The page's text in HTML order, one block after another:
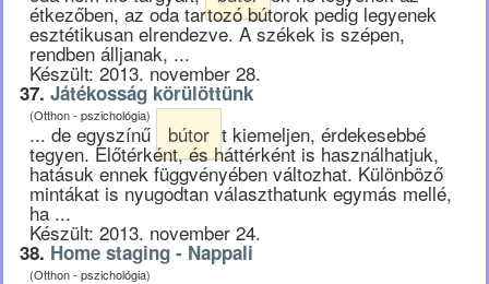
étkezőben, az oda tartozó bútorok pedig legyenek
esztétikusan elrendezve. A székek is szépen,
rendben álljanak, ...
Készült: 2013. november 28.
37. Játékosság körülöttünk
(Otthon - pszichológia)
... de egyszínű bútor t kiemeljen, érdekesebbé
tegyen. Előtérként, és háttérként is használhatjuk,
hatásuk ennek függvényében változhat. Különböző
mintákat is nyugodtan választhatunk egymás mellé,
ha ...
Készült: 2013. november 24.
38. Home staging - Nappali
(Otthon - pszichológia)